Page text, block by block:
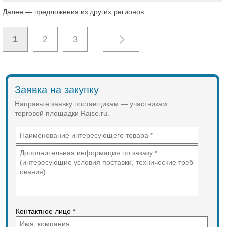
Далее — предложения из других регионов
1 2 3
Заявка на закупку
Направьте заявку поставщикам — участникам
торговой площадки Raise.ru.
Контактное лицо *